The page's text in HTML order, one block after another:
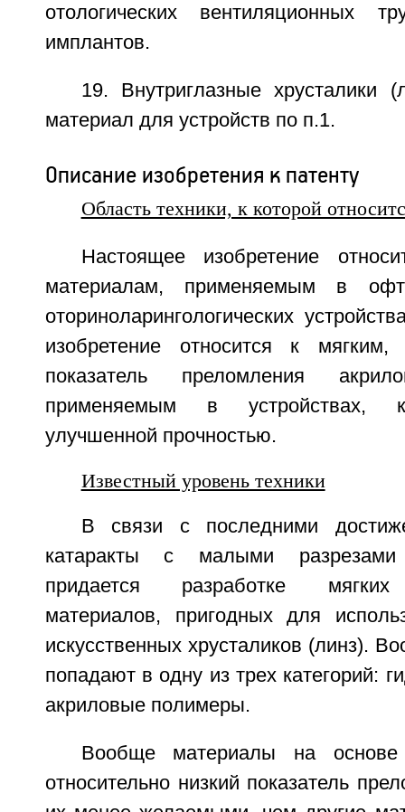
отологических вентиляционных
имплантов.
19. Внутриглазные хрусталики
материал для устройств по п.1.
Описание изобретения к патенту
Область техники, к которой
Настоящее изобретение
материалам, применяемым в
оториноларингологических
изобретение относится к
показатель преломления
применяемым в устройствах,
улучшенной прочностью.
Известный уровень техники
В связи с последними
катаракты с малыми разрезами
придается разработке
материалов, пригодных для
искусственных хрусталиков (линз).
попадают в одну из трех категорий:
акриловые полимеры.
Вообще материалы на основе
относительно низкий показатель